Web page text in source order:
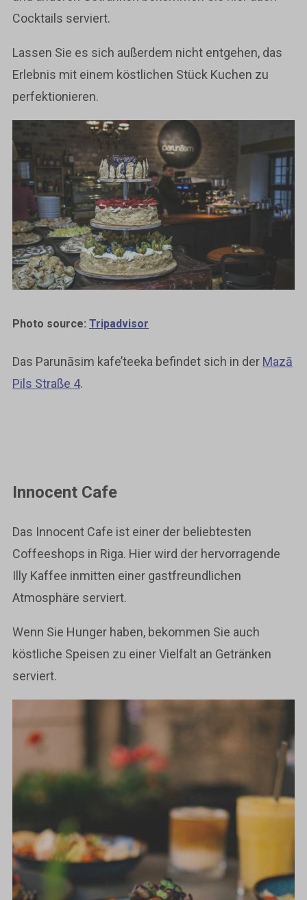
Cocktails serviert.
Lassen Sie es sich außerdem nicht entgehen, das
Erlebnis mit einem köstlichen Stück Kuchen zu
perfektionieren.
Photo source: Tripadvisor
Das Parunāsim kafe’teeka befindet sich in der Mazā
Pils Straße 4.
Innocent Cafe
Das Innocent Cafe ist einer der beliebtesten
Coffeeshops in Riga. Hier wird der hervorragende
Illy Kaffee inmitten einer gastfreundlichen
Atmosphäre serviert.
Wenn Sie Hunger haben, bekommen Sie auch
köstliche Speisen zu einer Vielfalt an Getränken
serviert.